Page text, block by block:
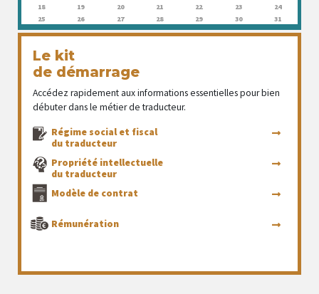
18
19 20 21 22 23
24
25
26 27 28 29 30 31
Le kit
de démarrage
Accédez rapidement aux informations essentielles pour bien
débuter dans le métier de traducteur.
Régime social et fiscal
du traducteur
Propriété intellectuelle
du traducteur
Modèle de contrat
Rémunération